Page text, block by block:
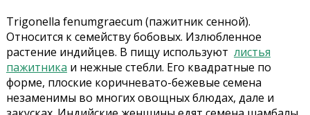
Trigonella fenumgraecum (пажитник сенной).
Относится к семейству бобовых. Излюбленное
растение индийцев. В пищу используют листья
пажитника и нежные стебли. Его квадратные по
форме, плоские коричневато-бежевые семена
незаменимы во многих овощных блюдах, дале и